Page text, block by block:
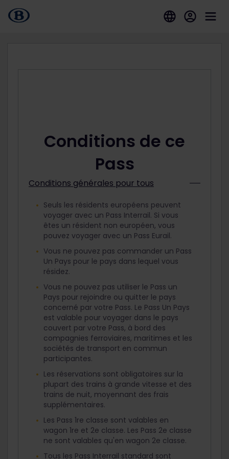
Conditions de ce
Pass
Conditions générales pour tous
Seuls les résidents européens peuvent
voyager avec un Pass Interrail. Si vous
êtes un résident non européen, vous
pouvez voyager avec un Pass Eurail.
Vous ne pouvez pas commander un Pass
Un Pays pour le pays dans lequel vous
résidez.
Vous ne pouvez pas utiliser le Pass un
Pays pour rejoindre ou quitter le pays
concerné par votre Pass. Le Pass Un Pays
est valable pour voyager dans le pays
couvert par votre Pass, à bord des
compagnies ferroviaires, maritimes et les
sociétés de transport en commun
participantes.
Les réservations sont obligatoires sur la
plupart des trains à grande vitesse et des
trains de nuit, moyennant des frais
supplémentaires.
Les Pass 1re classe sont valables en
wagon 1re et 2e classe. Les Pass 2e classe
ne sont valables qu'en wagon 2e classe.
Tous les Pass Interrail standard sont